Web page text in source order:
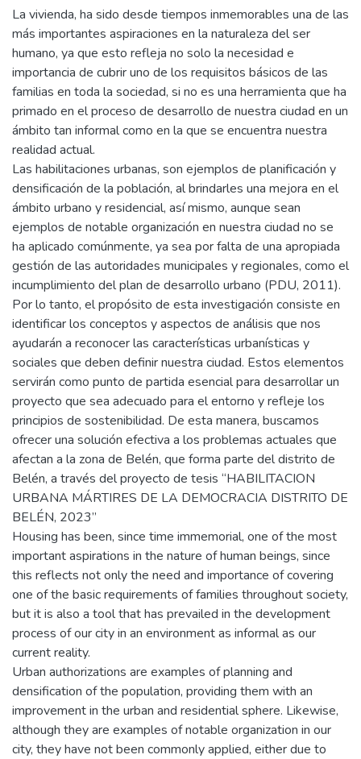
La vivienda, ha sido desde tiempos inmemorables una de las
más importantes aspiraciones en la naturaleza del ser
humano, ya que esto refleja no solo la necesidad e
importancia de cubrir uno de los requisitos básicos de las
familias en toda la sociedad, si no es una herramienta que ha
primado en el proceso de desarrollo de nuestra ciudad en un
ámbito tan informal como en la que se encuentra nuestra
realidad actual.
Las habilitaciones urbanas, son ejemplos de planificación y
densificación de la población, al brindarles una mejora en el
ámbito urbano y residencial, así mismo, aunque sean
ejemplos de notable organización en nuestra ciudad no se
ha aplicado comúnmente, ya sea por falta de una apropiada
gestión de las autoridades municipales y regionales, como el
incumplimiento del plan de desarrollo urbano (PDU, 2011).
Por lo tanto, el propósito de esta investigación consiste en
identificar los conceptos y aspectos de análisis que nos
ayudarán a reconocer las características urbanísticas y
sociales que deben definir nuestra ciudad. Estos elementos
servirán como punto de partida esencial para desarrollar un
proyecto que sea adecuado para el entorno y refleje los
principios de sostenibilidad. De esta manera, buscamos
ofrecer una solución efectiva a los problemas actuales que
afectan a la zona de Belén, que forma parte del distrito de
Belén, a través del proyecto de tesis “HABILITACION
URBANA MÁRTIRES DE LA DEMOCRACIA DISTRITO DE
BELÉN, 2023”
Housing has been, since time immemorial, one of the most
important aspirations in the nature of human beings, since
this reflects not only the need and importance of covering
one of the basic requirements of families throughout society,
but it is also a tool that has prevailed in the development
process of our city in an environment as informal as our
current reality.
Urban authorizations are examples of planning and
densification of the population, providing them with an
improvement in the urban and residential sphere. Likewise,
although they are examples of notable organization in our
city, they have not been commonly applied, either due to